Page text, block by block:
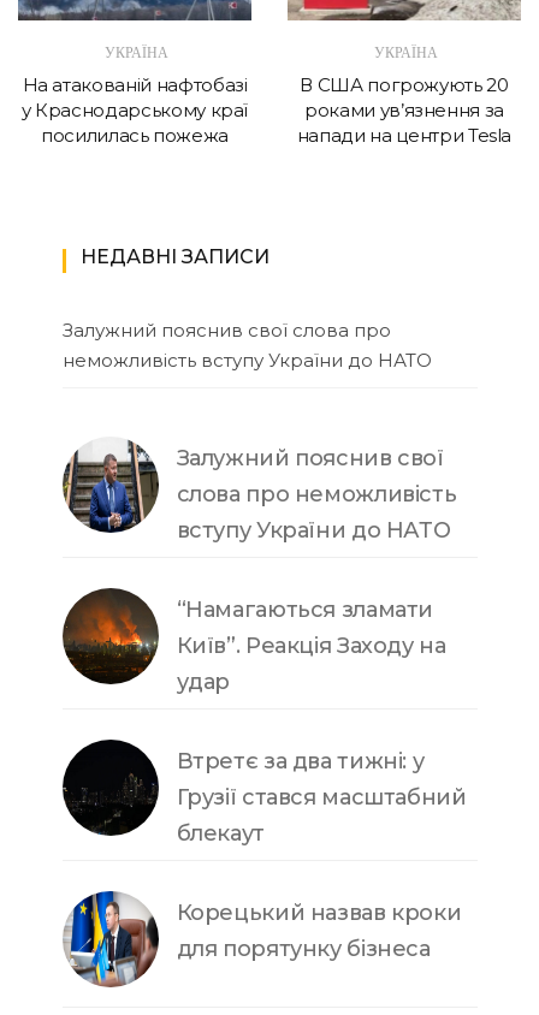
УКРАЇНА
На атакованій нафтобазі
у Краснодарському краї
посилилась пожежа
УКРАЇНА
В США погрожують 20
роками ув’язнення за
напади на центри Tesla
НЕДАВНІ ЗАПИСИ
Залужний пояснив свої слова про
неможливість вступу України до НАТО
Залужний пояснив свої
слова про неможливість
вступу України до НАТО
“Намагаються зламати
Київ”. Реакція Заходу на
удар
Втретє за два тижні: у
Грузії стався масштабний
блекаут
Корецький назвав кроки
для порятунку бізнеса